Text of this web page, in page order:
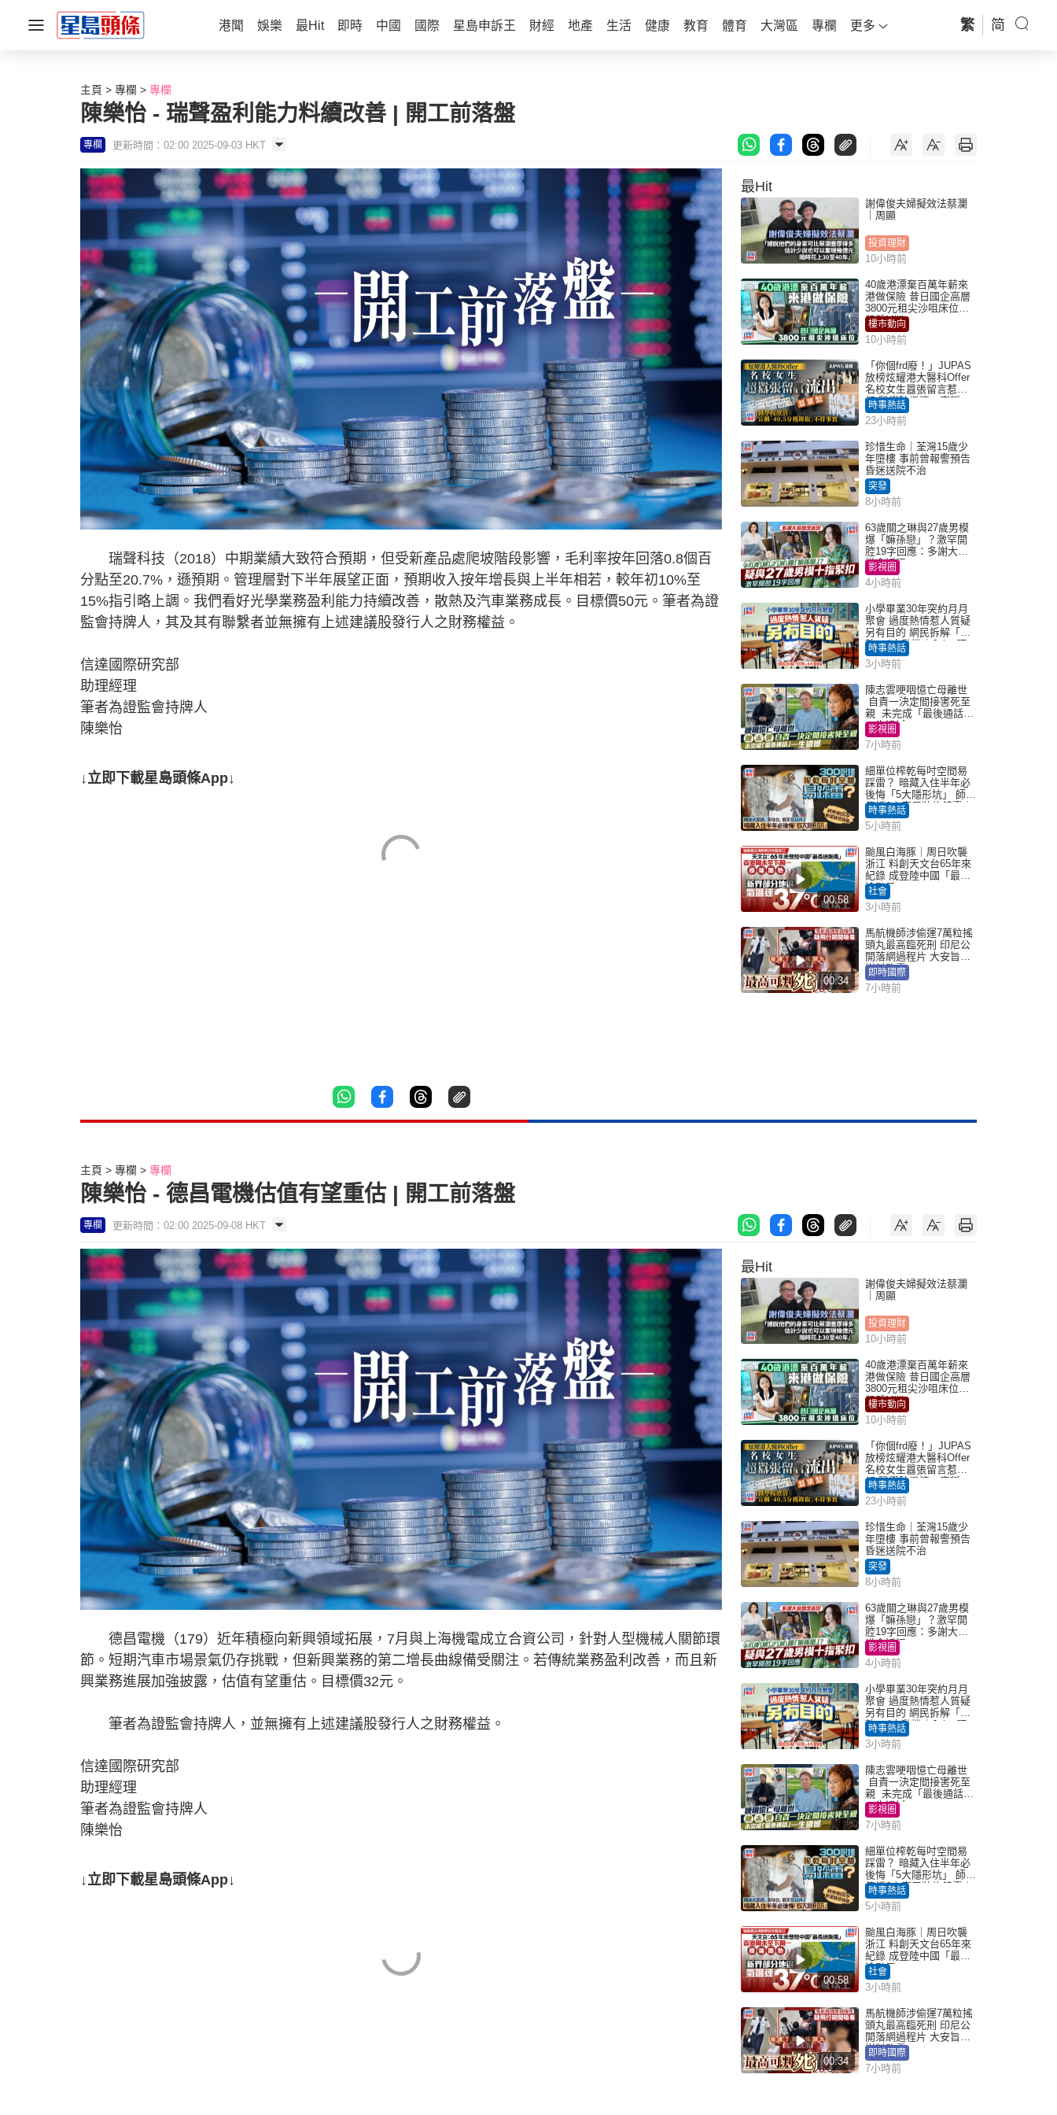
港聞 娛樂 最Hit 即時 中國 國際 星島申訴王 財經 地產 生活 健康 教育 體育 大灣區 專欄 更多 繁 简
主頁 專欄 專欄
陳樂怡 - 瑞聲盈利能力料續改善 | 開工前落盤
專欄 更新時間：02:00 2025-09-03 HKT
瑞聲科技（2018）中期業績大致符合預期，但受新產品處爬坡階段影響，毛利率按年回落0.8個百
分點至20.7%，遜預期。管理層對下半年展望正面，預期收入按年增長與上半年相若，較年初10%至
15%指引略上調。我們看好光學業務盈利能力持續改善，散熱及汽車業務成長。目標價50元。筆者為證
監會持牌人，其及其有聯繫者並無擁有上述建議股發行人之財務權益。
信達國際研究部
助理經理
筆者為證監會持牌人
陳樂怡
↓立即下載星島頭條App↓
最Hit
謝偉俊夫婦擬效法蔡瀾
｜周顯
投資理財
10小時前
40歲港漂棄百萬年薪來
港做保險 昔日國企高層
3800元租尖沙咀床位｜
租盤Million
樓市動向
10小時前
「你個frd廢！」JUPAS
放榜炫耀港大醫科Offer
名校女生囂張留言惹眾
怒 醫學院澄清：宣稱
「40.5分獲錄取」不符事
實｜Juicy叮
時事熱話
23小時前
珍惜生命｜荃灣15歲少
年墮樓 事前曾報警預告
昏迷送院不治
突發
8小時前
63歲關之琳與27歲男模
爆「嫲孫戀」？激罕開
腔19字回應：多謝大家
掛念近況
影視圈
4小時前
小學畢業30年突約月月
聚會 過度熱情惹人質疑
另有目的 網民拆解「扮
熟」4大動機｜Juicy叮
時事熱話
3小時前
陳志雲哽咽憶亡母離世
自責一決定間接害死至
親 未完成「最後通話」
一生遺憾
影視圈
7小時前
細單位榨乾每吋空間易
踩雷？ 暗藏入住半年必
後悔「5大隱形坑」 師傅
傳授6字家居裝修錦囊｜
Juicy叮
時事熱話
5小時前
00:58
颱風白海豚｜周日吹襲
浙江 料創天文台65年來
紀錄 成登陸中國「最長
途颱風」
社會
3小時前
00:34
馬航機師涉偷運7萬粒搖
頭丸最高臨死刑 印尼公
開落網過程片 大安旨意
豈料敗露
即時國際
7小時前
主頁 專欄 專欄
陳樂怡 - 德昌電機估值有望重估 | 開工前落盤
專欄 更新時間：02:00 2025-09-08 HKT
德昌電機（179）近年積極向新興領域拓展，7月與上海機電成立合資公司，針對人型機械人關節環
節。短期汽車市場景氣仍存挑戰，但新興業務的第二增長曲線備受關注。若傳統業務盈利改善，而且新
興業務進展加強披露，估值有望重估。目標價32元。
筆者為證監會持牌人，並無擁有上述建議股發行人之財務權益。
信達國際研究部
助理經理
筆者為證監會持牌人
陳樂怡
↓立即下載星島頭條App↓
最Hit
謝偉俊夫婦擬效法蔡瀾
｜周顯
投資理財
10小時前
40歲港漂棄百萬年薪來
港做保險 昔日國企高層
3800元租尖沙咀床位｜
租盤Million
樓市動向
10小時前
「你個frd廢！」JUPAS
放榜炫耀港大醫科Offer
名校女生囂張留言惹眾
怒 醫學院澄清：宣稱
「40.5分獲錄取」不符事
實｜Juicy叮
時事熱話
23小時前
珍惜生命｜荃灣15歲少
年墮樓 事前曾報警預告
昏迷送院不治
突發
8小時前
63歲關之琳與27歲男模
爆「嫲孫戀」？激罕開
腔19字回應：多謝大家
掛念近況
影視圈
4小時前
小學畢業30年突約月月
聚會 過度熱情惹人質疑
另有目的 網民拆解「扮
熟」4大動機｜Juicy叮
時事熱話
3小時前
陳志雲哽咽憶亡母離世
自責一決定間接害死至
親 未完成「最後通話」
一生遺憾
影視圈
7小時前
細單位榨乾每吋空間易
踩雷？ 暗藏入住半年必
後悔「5大隱形坑」 師傅
傳授6字家居裝修錦囊｜
Juicy叮
時事熱話
5小時前
00:58
颱風白海豚｜周日吹襲
浙江 料創天文台65年來
紀錄 成登陸中國「最長
途颱風」
社會
3小時前
00:34
馬航機師涉偷運7萬粒搖
頭丸最高臨死刑 印尼公
開落網過程片 大安旨意
豈料敗露
即時國際
7小時前